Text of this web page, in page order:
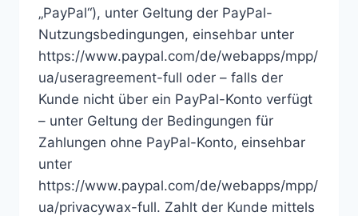
„PayPal“), unter Geltung der PayPal-
Nutzungsbedingungen, einsehbar unter
https://www.paypal.com/de/webapps/mpp/
ua/useragreement-full oder – falls der
Kunde nicht über ein PayPal-Konto verfügt
– unter Geltung der Bedingungen für
Zahlungen ohne PayPal-Konto, einsehbar
unter
https://www.paypal.com/de/webapps/mpp/
ua/privacywax-full. Zahlt der Kunde mittels